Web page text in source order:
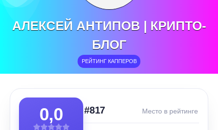
АЛЕКСЕЙ АНТИПОВ | КРИПТО-
БЛОГ
РЕЙТИНГ КАППЕРОВ
0,0 #817 Место в рейтинге